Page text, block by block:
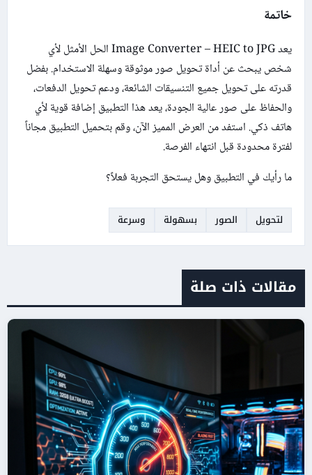
خاتمة
يعد Image Converter – HEIC to JPG الحل الأمثل لأي
شخص يبحث عن أداة تحويل صور موثوقة وسهلة الاستخدام. بفضل
قدرته على تحويل جميع التنسيقات الشائعة، ودعم تحويل الدفعات،
والحفاظ على صور عالية الجودة، يعد هذا التطبيق إضافة قوية لأي
هاتف ذكي. استفد من العرض المميز الآن، وقم بتحميل التطبيق مجاناً
لفترة محدودة قبل انتهاء الفرصة.
ما رأيك في التطبيق وهل يستحق التجربة فعلاً؟
لتحويل الصور بسهولة وسرعة
مقالات ذات صلة